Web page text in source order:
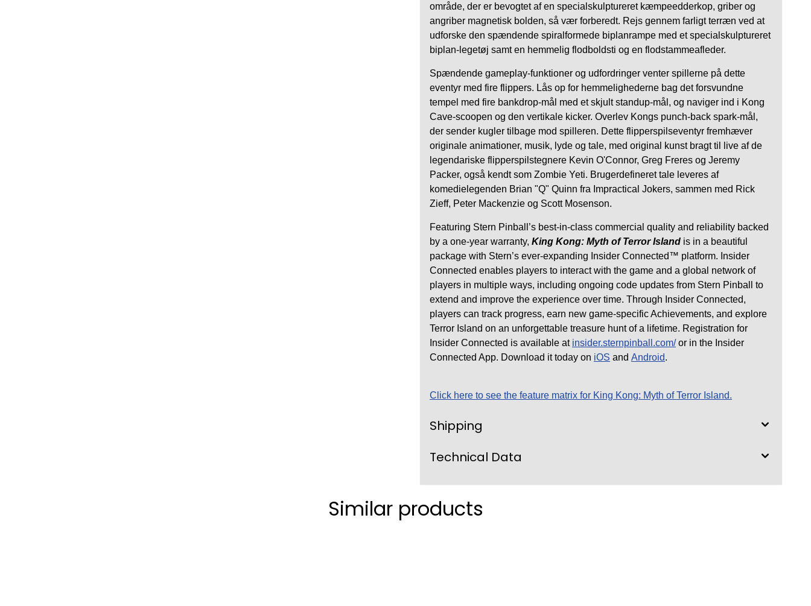
område, der er bevogtet af en specialskulptureret kæmpeedderkop, griber og
angriber magnetisk bolden, så vær forberedt. Rejs gennem farligt terræn ved at
udforske den spændende spiralformede biplanrampe med et specialskulptureret
biplan-legetøj samt en hemmelig flodboldsti og en flodstammeafleder.
Spændende gameplay-funktioner og udfordringer venter spillerne på dette
eventyr med fire flippers. Lås op for hemmelighederne bag det forsvundne
tempel med fire bankdrop-mål med et skjult standup-mål, og naviger ind i Kong
Cave-scoopen og den vertikale kicker. Overlev Kongs punch-back spark-mål,
der sender kugler tilbage mod spilleren. Dette flipperspilseventyr fremhæver
originale animationer, musik, lyde og tale, med original kunst bragt til live af de
legendariske flipperspilstegnere Kevin O'Connor, Greg Freres og Jeremy
Packer, også kendt som Zombie Yeti. Brugerdefineret tale leveres af
komedielegenden Brian "Q" Quinn fra Impractical Jokers, sammen med Rick
Zieff, Peter Mackenzie og Scott Mosenson.
Featuring Stern Pinball’s best-in-class commercial quality and reliability backed
by a one-year warranty, King Kong: Myth of Terror Island is in a beautiful
package with Stern’s ever-expanding Insider Connected™ platform. Insider
Connected enables players to interact with the game and a global network of
players in multiple ways, including ongoing code updates from Stern Pinball to
extend and improve the experience over time. Through Insider Connected,
players can track progress, earn new game-specific Achievements, and explore
Terror Island on an unforgettable treasure hunt of a lifetime. Registration for
Insider Connected is available at insider.sternpinball.com/or in the Insider
Connected App. Download it today on iOS and Android.
Click here to see the feature matrix for King Kong: Myth of Terror Island.
Shipping
Technical Data
Similar products